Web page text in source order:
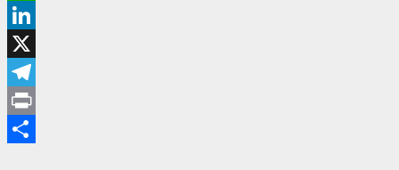
WhatsApp
LinkedIn
X
Telegram
Print